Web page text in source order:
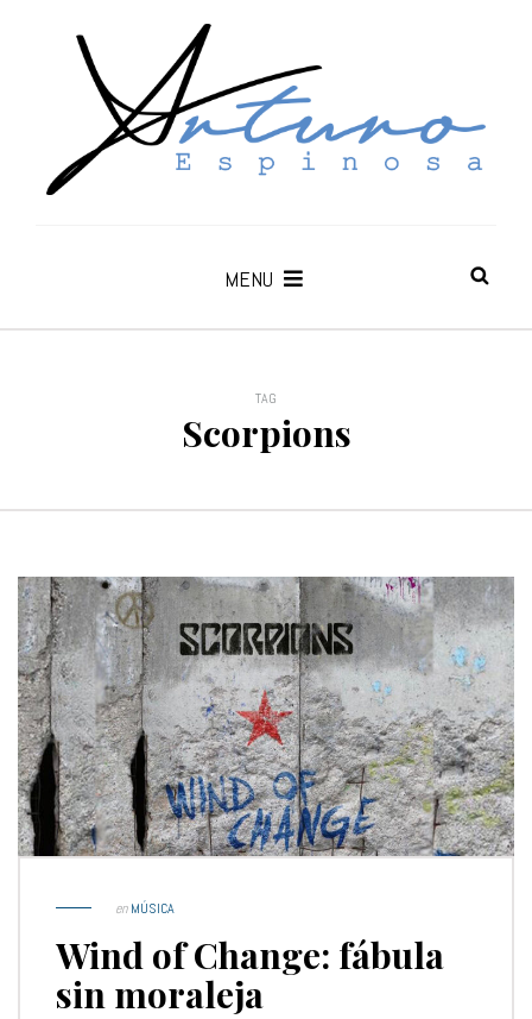
MENU
TAG
Scorpions
enMÚSICA
Wind of Change: fábula
sin moraleja